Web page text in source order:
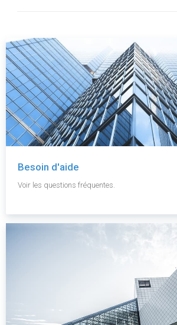
Besoin d'aide
Voir les questions fréquentes.